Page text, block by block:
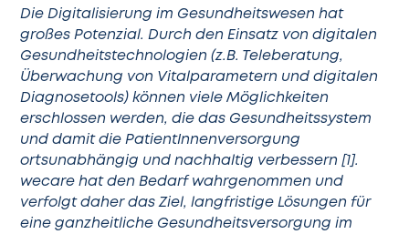
DieDigitalisierung im Gesundheitswesen hat
großes Potenzial. Durch den Einsatz von digitalen
Gesundheitstechnologien (z.B. Teleberatung,
Überwachung von Vitalparametern und digitalen
Diagnosetools) können viele Möglichkeiten
erschlossen werden, die das Gesundheitssystem
und damit die PatientInnenversorgung
ortsunabhängig und nachhaltig verbessern [1].
wecare hat den Bedarf wahrgenommen und
verfolgt daher das Ziel, langfristige Lösungen für
eine ganzheitliche Gesundheitsversorgung im